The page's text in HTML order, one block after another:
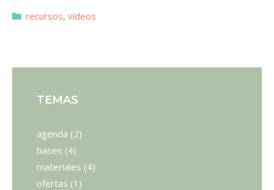
Categorías
recursos, vídeos
TEMAS
agenda (2)
bases (4)
materiales (4)
ofertas (1)